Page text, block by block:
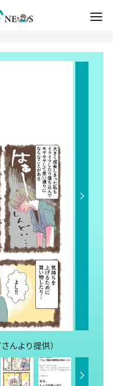
んより提供）